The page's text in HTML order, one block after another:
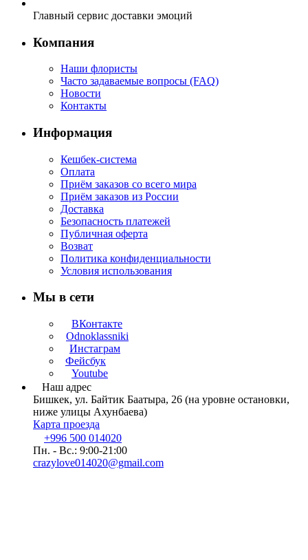
Главный сервис доставки эмоций
Компания
Наши флористы
Часто задаваемые вопросы (FAQ)
Новости
Контакты
Информация
Кешбек-система
Оплата
Приём заказов со всего мира
Приём заказов из России
Доставка
Безопасность платежей
Публичная оферта
Возват
Политика конфиденциальности
Условия использования
Мы в сети
ВКонтакте
Odnoklassniki
Инстаграм
Фейсбук
Youtube
Наш адрес
Бишкек, ул. Байтик Баатыра, 26 (на уровне остановки,
ниже улицы Ахунбаева)
Карта проезда
+996 500 014020
Пн. - Вс.: 9:00-21:00
crazylove014020@gmail.com